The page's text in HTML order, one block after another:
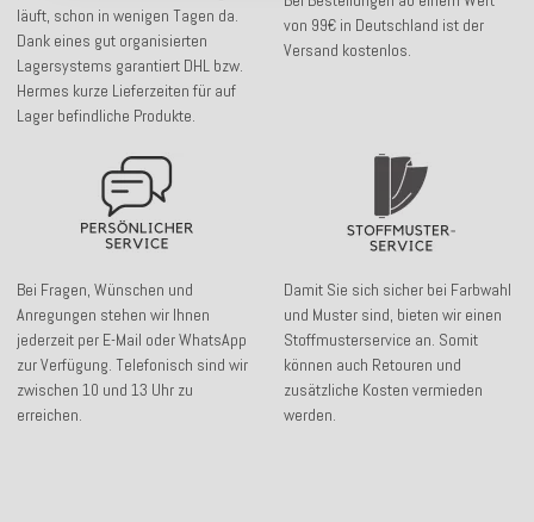
läuft, schon in wenigen Tagen da.
Dank eines gut organisierten
Lagersystems garantiert DHL bzw.
Hermes kurze Lieferzeiten für auf
Lager befindliche Produkte.
von 99€ in Deutschland ist der
Versand kostenlos.
Bei Fragen, Wünschen und
Anregungen stehen wir Ihnen
jederzeit per E-Mail oder WhatsApp
zur Verfügung. Telefonisch sind wir
zwischen 10 und 13 Uhr zu
erreichen.
Damit Sie sich sicher bei Farbwahl
und Muster sind, bieten wir einen
Stoffmusterservice an. Somit
können auch Retouren und
zusätzliche Kosten vermieden
werden.